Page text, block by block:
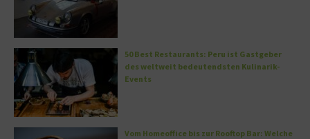
50 Best Restaurants: Peru ist Gastgeber
des weltweit bedeutendsten Kulinarik-
Events
Vom Homeoffice bis zur Rooftop Bar: Welche